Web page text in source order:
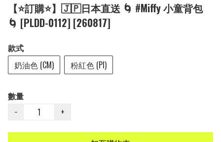
【⭐訂購⭐】🇯🇵日本直送 🌀 #Miffy 小童背包
🌀 [PLDD-0112] [260817]
款式
奶油色 (CM)
粉紅色 (PI)
數量
−
+